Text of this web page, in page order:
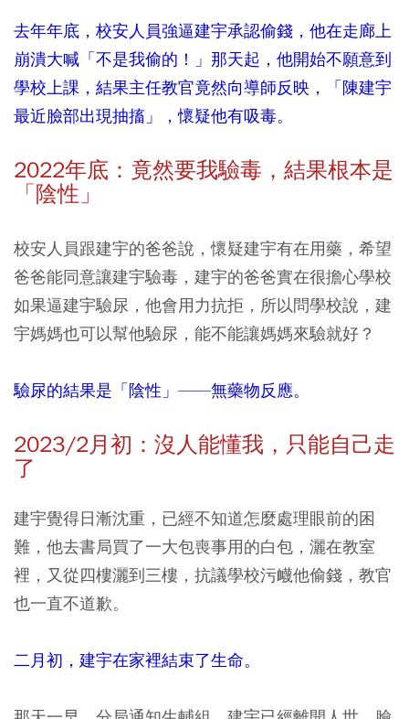
去年年底，校安人員強逼建宇承認偷錢，他在走廊上
崩潰大喊「不是我偷的！」那天起，他開始不願意到
學校上課，結果主任教官竟然向導師反映，「陳建宇
最近臉部出現抽搐」，懷疑他有吸毒。
2022年底：竟然要我驗毒，結果根本是
「陰性」
校安人員跟建宇的爸爸說，懷疑建宇有在用藥，希望
爸爸能同意讓建宇驗毒，建宇的爸爸實在很擔心學校
如果逼建宇驗尿，他會用力抗拒，所以問學校說，建
宇媽媽也可以幫他驗尿，能不能讓媽媽來驗就好？
驗尿的結果是「陰性」——無藥物反應。
2023/2月初：沒人能懂我，只能自己走
了
建宇覺得日漸沈重，已經不知道怎麼處理眼前的困
難，他去書局買了一大包喪事用的白包，灑在教室
裡，又從四樓灑到三樓，抗議學校污衊他偷錢，教官
也一直不道歉。
二月初，建宇在家裡結束了生命。